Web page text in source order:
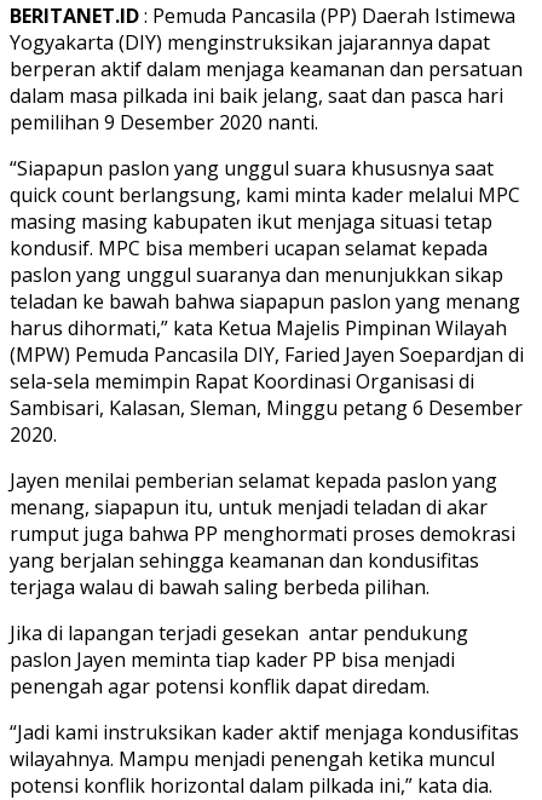
BERITANET.ID: Pemuda Pancasila (PP) Daerah Istimewa
Yogyakarta (DIY) menginstruksikan jajarannya dapat
berperan aktif dalam menjaga keamanan dan persatuan
dalam masa pilkada ini baik jelang, saat dan pasca hari
pemilihan 9 Desember 2020 nanti.
“Siapapun paslon yang unggul suara khususnya saat
quick count berlangsung, kami minta kader melalui MPC
masing masing kabupaten ikut menjaga situasi tetap
kondusif. MPC bisa memberi ucapan selamat kepada
paslon yang unggul suaranya dan menunjukkan sikap
teladan ke bawah bahwa siapapun paslon yang menang
harus dihormati,” kata Ketua Majelis Pimpinan Wilayah
(MPW) Pemuda Pancasila DIY, Faried Jayen Soepardjan di
sela-sela memimpin Rapat Koordinasi Organisasi di
Sambisari, Kalasan, Sleman, Minggu petang 6 Desember
2020.
Jayen menilai pemberian selamat kepada paslon yang
menang, siapapun itu, untuk menjadi teladan di akar
rumput juga bahwa PP menghormati proses demokrasi
yang berjalan sehingga keamanan dan kondusifitas
terjaga walau di bawah saling berbeda pilihan.
Jika di lapangan terjadi gesekan antar pendukung
paslon Jayen meminta tiap kader PP bisa menjadi
penengah agar potensi konflik dapat diredam.
“Jadi kami instruksikan kader aktif menjaga kondusifitas
wilayahnya. Mampu menjadi penengah ketika muncul
potensi konflik horizontal dalam pilkada ini,” kata dia.